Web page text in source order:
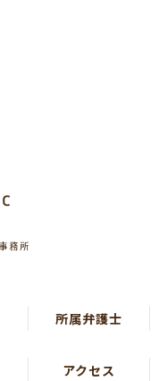
所属弁護士
アクセス